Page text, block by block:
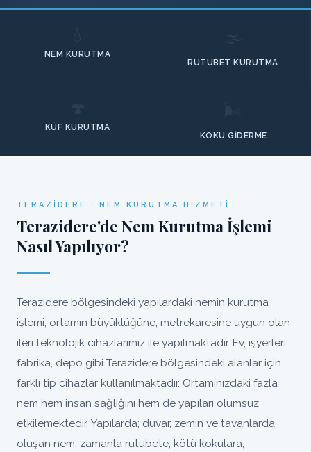
NEM KURUTMA
RUTUBET KURUTMA
KÜF KURUTMA
KOKU GIDERME
TERAZIDERE · NEM KURUTMA HIZMETI
Terazidere'de Nem Kurutma İşlemi
Nasıl Yapılıyor?
Terazidere bölgesindeki yapılardaki nemin kurutma
işlemi; ortamın büyüklüğüne, metrekaresine uygun olan
ileri teknolojik cihazlarımız ile yapılmaktadır. Ev, işyerleri,
fabrika, depo gibi Terazidere bölgesindeki alanlar için
farklı tip cihazlar kullanılmaktadır. Ortamınızdaki fazla
nem hem insan sağlığını hem de yapıları olumsuz
etkilemektedir. Yapılarda; duvar, zemin ve tavanlarda
oluşan nem; zamanla rutubete, kötü kokulara,